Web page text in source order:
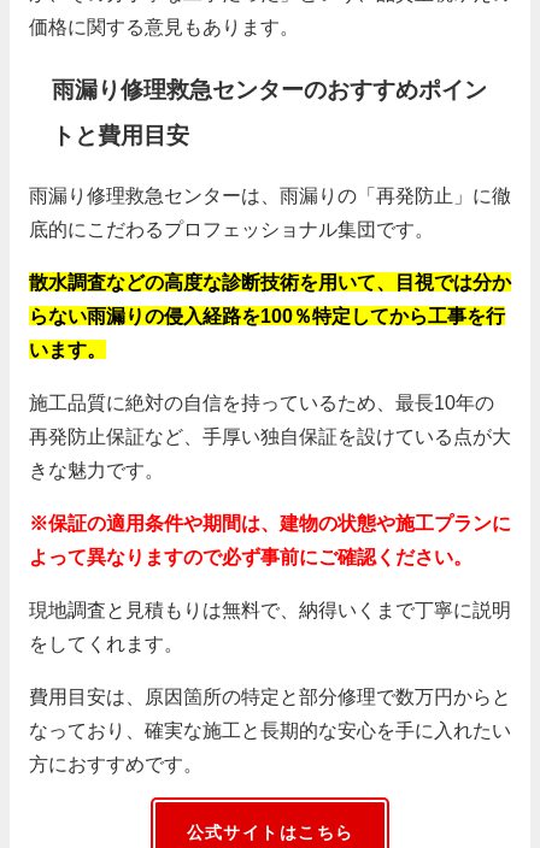
価格に関する意見もあります。
雨漏り修理救急センターのおすすめポイン
トと費用目安
雨漏り修理救急センターは、雨漏りの「再発防止」に徹
底的にこだわるプロフェッショナル集団です。
散水調査などの高度な診断技術を用いて、目視では分か
らない雨漏りの侵入経路を100％特定してから工事を行
います。
施工品質に絶対の自信を持っているため、最長10年の
再発防止保証など、手厚い独自保証を設けている点が大
きな魅力です。
※保証の適用条件や期間は、建物の状態や施工プランに
よって異なりますので必ず事前にご確認ください。
現地調査と見積もりは無料で、納得いくまで丁寧に説明
をしてくれます。
費用目安は、原因箇所の特定と部分修理で数万円からと
なっており、確実な施工と長期的な安心を手に入れたい
方におすすめです。
公式サイトはこちら